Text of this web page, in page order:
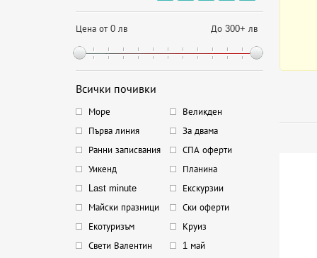
Цена от 0 лв До 300+ лв
Всички почивки
Море
Великден
Първа линия
За двама
Ранни записвания
СПА оферти
Уикенд
Планина
Last minute
Екскурзии
Майски празници
Ски оферти
Екотуризъм
Круиз
Свети Валентин
1 май